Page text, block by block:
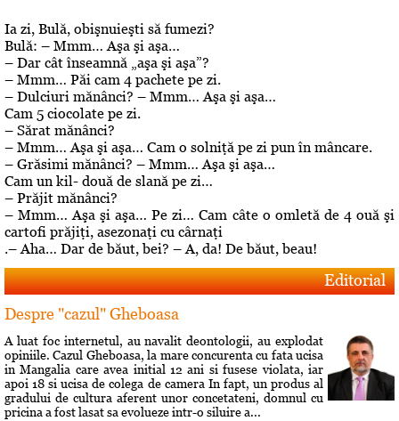
Ia zi, Bulă, obişnuieşti să fumezi?
Bulă: – Mmm… Aşa şi aşa…
– Dar cât înseamnă „aşa şi aşa”?
– Mmm… Păi cam 4 pachete pe zi.
– Dulciuri mănânci? – Mmm… Aşa şi aşa…
Cam 5 ciocolate pe zi.
– Sărat mănânci?
– Mmm… Aşa şi aşa… Cam o solniţă pe zi pun în mâncare.
– Grăsimi mănânci? – Mmm… Aşa şi aşa…
Cam un kil- două de slană pe zi…
– Prăjit mănânci?
– Mmm… Aşa şi aşa… Pe zi… Cam câte o omletă de 4 ouă şi
cartofi prăjiţi, asezonaţi cu cârnaţi
.– Aha… Dar de băut, bei? – A, da! De băut, beau!
Editorial
Despre "cazul" Gheboasa
A luat foc internetul, au navalit deontologii, au explodat
opiniile. Cazul Gheboasa, la mare concurenta cu fata ucisa
in Mangalia care avea initial 12 ani si fusese violata, iar
apoi 18 si ucisa de colega de camera In fapt, un produs al
gradului de cultura aferent unor concetateni, domnul cu
pricina a fost lasat sa evolueze intr-o siluire a...